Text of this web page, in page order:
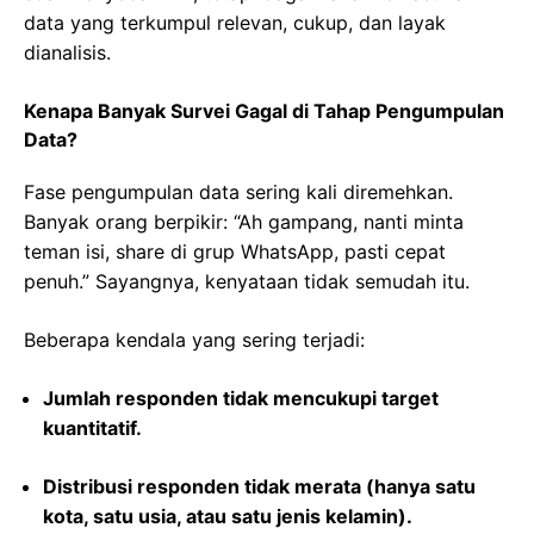
data yang terkumpul relevan, cukup, dan layak
dianalisis.
Kenapa Banyak Survei Gagal di Tahap Pengumpulan
Data?
Fase pengumpulan data sering kali diremehkan.
Banyak orang berpikir: “Ah gampang, nanti minta
teman isi, share di grup WhatsApp, pasti cepat
penuh.” Sayangnya, kenyataan tidak semudah itu.
Beberapa kendala yang sering terjadi:
Jumlah responden tidak mencukupi target
kuantitatif.
Distribusi responden tidak merata (hanya satu
kota, satu usia, atau satu jenis kelamin).